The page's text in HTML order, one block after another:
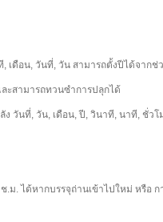
เดือน, วันที่, วัน สามารถตั้งปีได้จากช่
ะสามารถทวนซำการปลุกได้
วันที่, วัน, เดือน, ปี, วินาที, นาที, ชั่วโ
ช.ม. ได้หากบรรจุถ่านเข้าไปใหม่ หรื